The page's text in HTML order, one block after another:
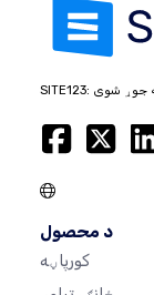
د محصول
کورپاڼه